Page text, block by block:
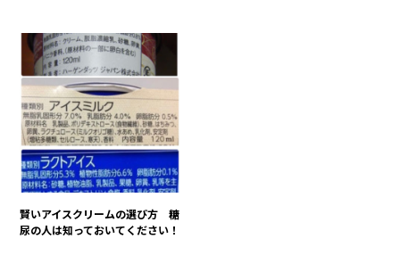
賢いアイスクリームの選び方 糖
尿の人は知っておいてください！